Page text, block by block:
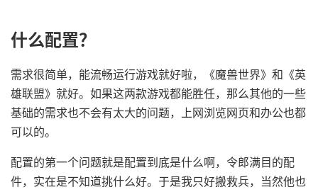
什么配置？
需求很简单，能流畅运行游戏就好啦，《魔兽世界》和《英
雄联盟》就好。如果这两款游戏都能胜任，那么其他的一些
基础的需求也不会有太大的问题，上网浏览网页和办公也都
可以的。
配置的第一个问题就是配置到底是什么啊，令郎满目的配
件，实在是不知道挑什么好。于是我只好搬救兵，当然他也